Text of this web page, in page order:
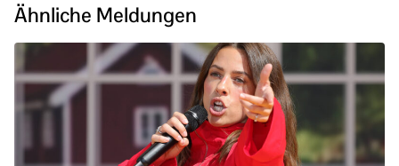
Ähnliche Meldungen